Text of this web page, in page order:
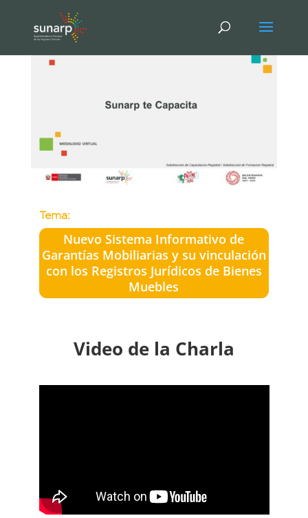
Tema:
Nuevo Sistema Informativo de
Garantías Mobiliarias y su vinculación
con los Registros Jurídicos de Bienes
Muebles
Video de la Charla